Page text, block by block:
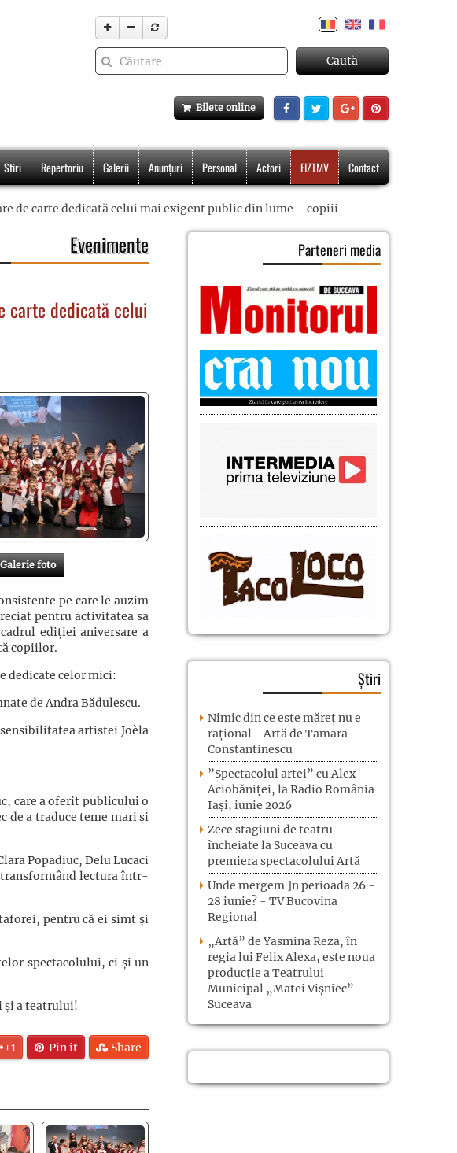
Caută
Bilete online
Stiri Repertoriu Galerii Anunțuri Personal Actori FIZTMV Contact
de carte dedicată celui mai exigent public din lume – copiii
Evenimente
carte dedicată celui
foto
pe care le auzim
pentru activitatea sa
ediției aniversare a
copiilor.
dedicate celor mici:
de Andra Bădulescu.
artistei Joèla
care a oferit publicului o
de a traduce teme mari și
Popadiuc, Delu Lucaci
transformând lectura într-
pentru că ei simt și
spectacolului, ci și un
și a teatrului!
+1 Pin it Share
Parteneri media
Știri
Nimic din ce este măreț nu e
rațional - Artă de Tamara
Constantinescu
”Spectacolul artei” cu Alex
Aciobăniței, la Radio România
Iași, iunie 2026
Zece stagiuni de teatru
încheiate la Suceava cu
premiera spectacolului Artă
Unde mergem ]n perioada 26 -
28 iunie? - TV Bucovina
Regional
„Artă” de Yasmina Reza, în
regia lui Felix Alexa, este noua
producție a Teatrului
Municipal „Matei Vișniec”
Suceava